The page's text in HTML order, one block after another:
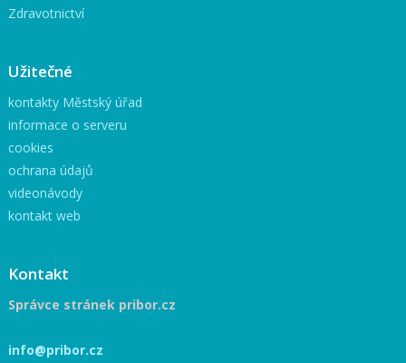
Zdravotnictví
Užitečné
kontakty Městský úřad
informace o serveru
cookies
ochrana údajů
videonávody
kontakt web
Kontakt
Správce stránek pribor.cz
info@pribor.cz